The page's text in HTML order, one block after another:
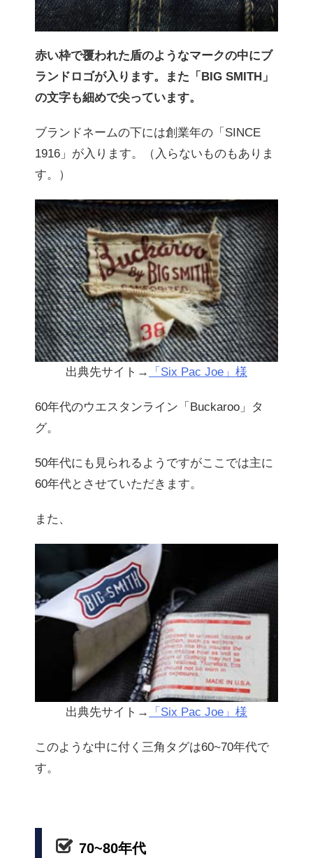
赤い枠で覆われた盾のようなマークの中にブ
ランドロゴが入ります。また「BIG SMITH」
の文字も細めで尖っています。
ブランドネームの下には創業年の「SINCE
1916」が入ります。（入らないものもありま
す。）
出典先サイト→ 「Six Pac Joe」様
60年代のウエスタンライン「Buckaroo」タ
グ。
50年代にも見られるようですがここでは主に
60年代とさせていただきます。
また、
出典先サイト→ 「Six Pac Joe」様
このような中に付く三角タグは60~70年代で
す。
70~80年代